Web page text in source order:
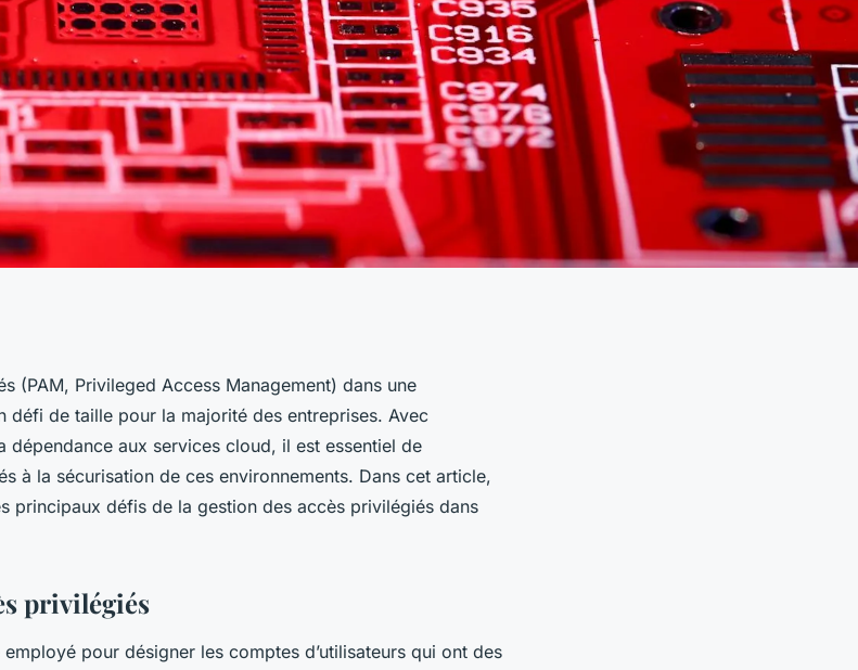
des
(PAM, Privileged Access Management) dans une
défi de taille pour la majorité des entreprises. Avec
dépendance aux services cloud, il est essentiel de
à la sécurisation de ces environnements. Dans cet article,
principaux défis de la gestion des accès privilégiés dans
privilégiés
employé pour désigner les comptes d’utilisateurs qui ont des